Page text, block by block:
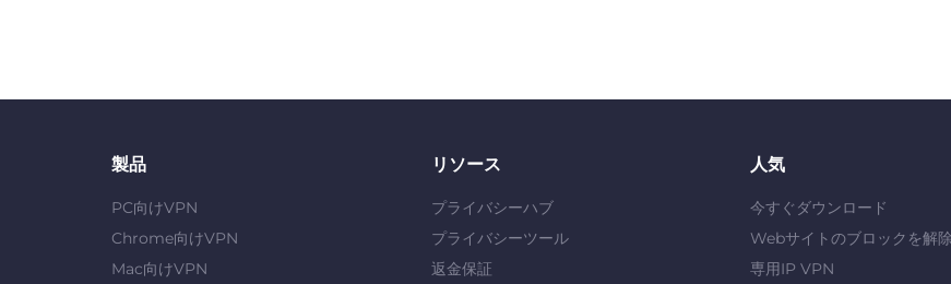
製品
PC向けVPN
Chrome向けVPN
Mac向けVPN
リソース
プライバシーハブ
プライバシーツール
返金保証
人気
今すぐダウンロード
Webサイトのブロックを解除
専用IP VPN